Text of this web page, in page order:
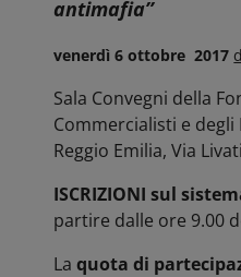
antimafia”
venerdì 6 ottobre 2017
Sala Convegni della
Commercialisti e
Reggio Emilia, Via
ISCRIZIONI sul
partire dalle ore 9.00
Laquota di